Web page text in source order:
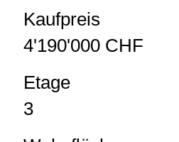
Kaufpreis
4'190'000 CHF
Etage
3